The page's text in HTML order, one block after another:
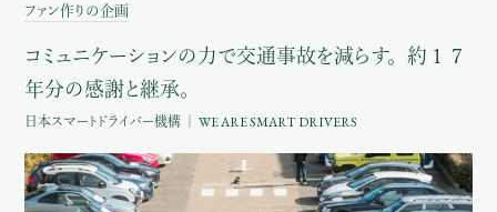
ファン作りの企画
コミュニケーションの力で交通事故を減らす。 約１７
年分の感謝と継承。
日本スマートドライバー機構 ｜ WE ARE SMART DRIVERS